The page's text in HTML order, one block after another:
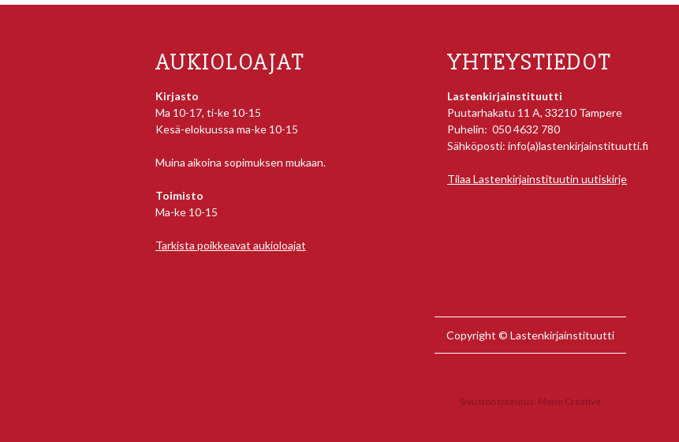
AUKIOLOAJAT
Kirjasto
Ma 10-17, ti-ke 10-15
Kesä-elokuussa ma-ke 10-15
Muina aikoina sopimuksen mukaan.
Toimisto
Ma-ke 10-15
Tarkista poikkeavat aukioloajat
YHTEYSTIEDOT
Lastenkirjainstituutti
Puutarhakatu 11 A, 33210 Tampere
Puhelin: 050 4632 780
Sähköposti: info(a)lastenkirjainstituutti.fi
Tilaa Lastenkirjainstituutin uutiskirje
Copyright © Lastenkirjainstituutti
Sivuston toteutus: Mene Creative